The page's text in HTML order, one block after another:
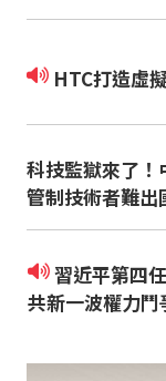
HTC打造虛
科技監獄來了
管制技術者難出
習近平第四任期穩了？從五中全會解析中
共新一波權力鬥